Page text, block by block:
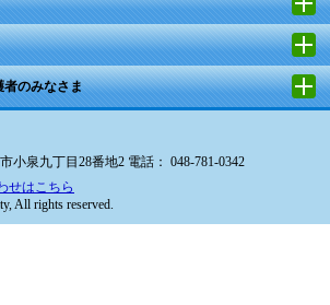
のみなさま
小泉九丁目28番地2 電話： 048-781-0342
せはこちら
All rights reserved.